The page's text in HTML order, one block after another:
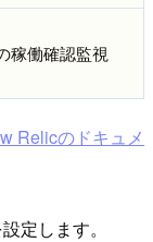
稼働確認監視
Relicのドキュメ
定します。